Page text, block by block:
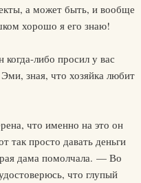
а может быть, и вообще
хорошо я его знаю!
либо просил у вас
зная, что хозяйка любит
что именно на это он
так просто давать деньги
дама помолчала. — Во
что глупый